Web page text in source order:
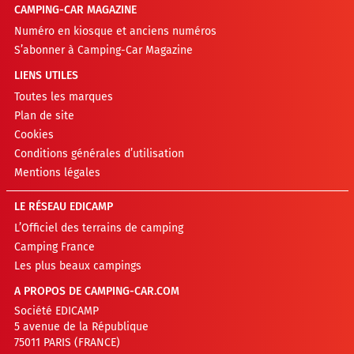
CAMPING-CAR MAGAZINE
Numéro en kiosque et anciens numéros
S’abonner à Camping-Car Magazine
LIENS UTILES
Toutes les marques
Plan de site
Cookies
Conditions générales d’utilisation
Mentions légales
LE RÉSEAU EDICAMP
L’Officiel des terrains de camping
Camping France
Les plus beaux campings
A PROPOS DE CAMPING-CAR.COM
Société EDICAMP
5 avenue de la République
75011 PARIS (FRANCE)